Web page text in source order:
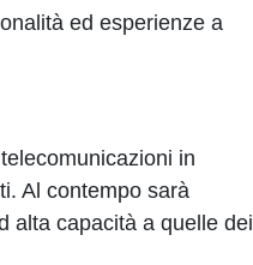
ed esperienze a
in
Al contempo sarà
alta capacità a quelle dei